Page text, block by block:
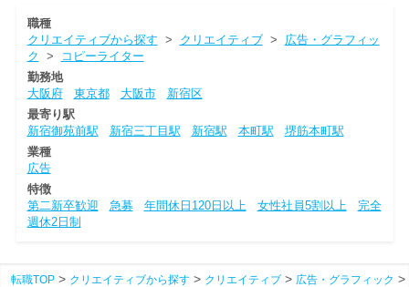
職種
クリエイティブから探す > クリエイティブ> 広告・グラフィッ
ク >
コピーライター
勤務地
大阪府
東京都 大阪市
新宿区
最寄り駅
新宿御苑前駅
新宿三丁目駅 新宿駅 本町駅
堺筋本町駅
業種
広告
特徴
第二新卒歓迎
急募 年間休日120日以上 女性社員5割以上
完全
週休2日制
転職TOP クリエイティブから探す クリエイティブ 広告・グラフィック